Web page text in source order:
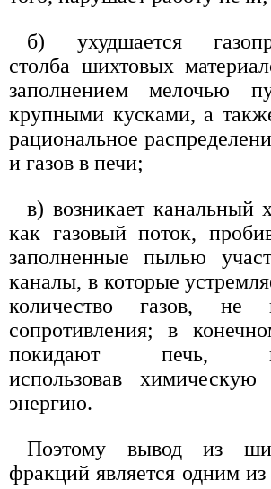
б) ухудшается
столба шихтовых
заполнением мелочью
крупными кусками, а
рациональное
и газов в печи;
в) возникает канальный
как газовый поток,
заполненные пылью
каналы, в которые
количество газов, не
сопротивления; в
покидают печь,
использовав
энергию.
Поэтому вывод из
фракций является одним